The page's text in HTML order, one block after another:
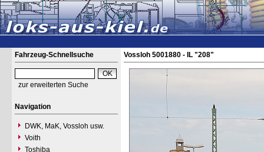
Fahrzeug-Schnellsuche
zur erweiterten Suche
Navigation
DWK, MaK, Vossloh usw.
Voith
Toshiba
Vossloh 5001880 - IL "208"